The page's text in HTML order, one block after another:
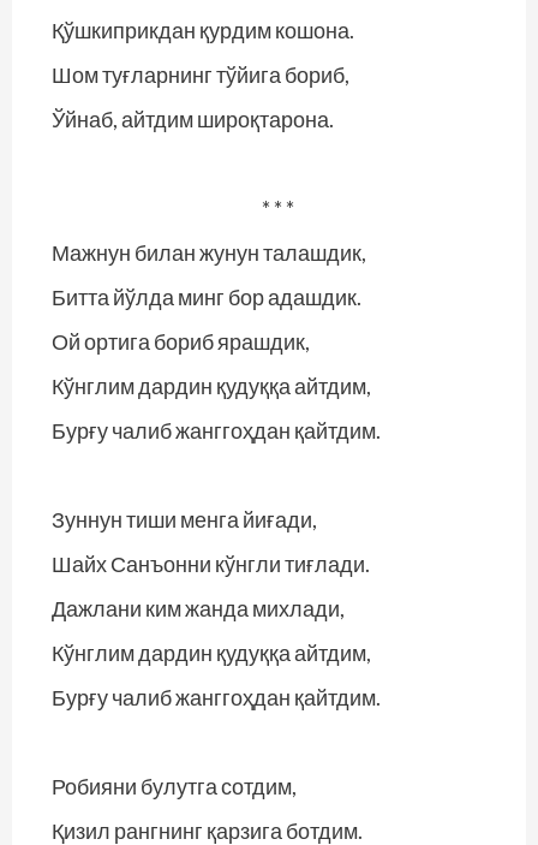
Қўшкиприкдан қурдим кошона.
Шом туғларнинг тўйига бориб,
Ўйнаб, айтдим широқтарона.
* * *
Мажнун билан жунун талашдик,
Битта йўлда минг бор адашдик.
Ой ортига бориб ярашдик,
Кўнглим дардин қудуққа айтдим,
Бурғу чалиб жанггоҳдан қайтдим.
Зуннун тиши менга йиғади,
Шайх Санъонни кўнгли тиғлади.
Дажлани ким жанда михлади,
Кўнглим дардин қудуққа айтдим,
Бурғу чалиб жанггоҳдан қайтдим.
Робияни булутга сотдим,
Қизил рангнинг қарзига ботдим.